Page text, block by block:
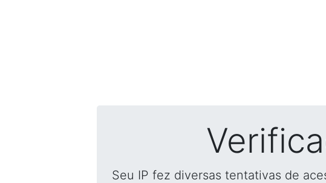
Seu IP fez diversas tentativas de